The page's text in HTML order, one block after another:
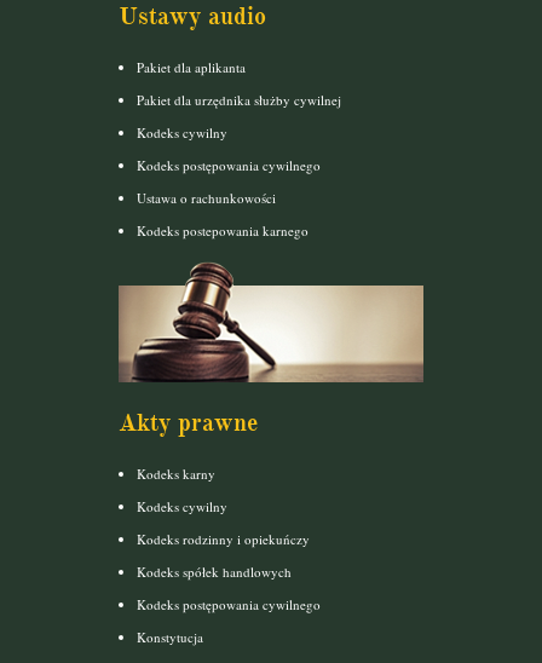
Ustawy audio
Pakiet dla aplikanta
Pakiet dla urzędnika służby cywilnej
Kodeks cywilny
Kodeks postępowania cywilnego
Ustawa o rachunkowości
Kodeks postepowania karnego
Akty prawne
Kodeks karny
Kodeks cywilny
Kodeks rodzinny i opiekuńczy
Kodeks spółek handlowych
Kodeks postępowania cywilnego
Konstytucja